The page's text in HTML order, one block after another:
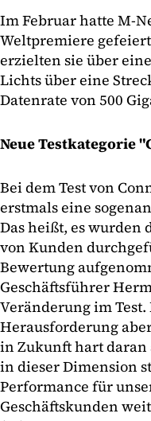
Im Februar hatte M-
Weltpremiere
erzielten sie über
Lichts über eine
Datenrate von 500
Neue Testkategorie
Bei dem Test von
erstmals eine
Das heißt, es wurden
von Kunden
Bewertung
Geschäftsführer
Veränderung im
Herausforderung
in Zukunft hart daran
in dieser Dimension
Performance für
Geschäftskunden